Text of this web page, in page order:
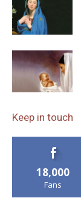
Keep in touch
18,000
Fans